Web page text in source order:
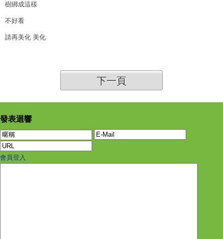
樹綁成這樣
不好看
請再美化 美化
下一頁
發表迴響
會員登入